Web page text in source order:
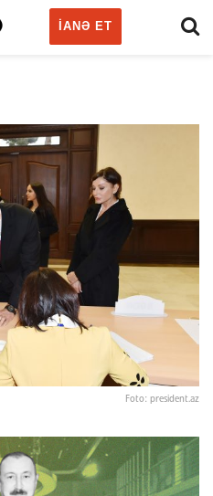
IANƏ ET
Foto: president.az